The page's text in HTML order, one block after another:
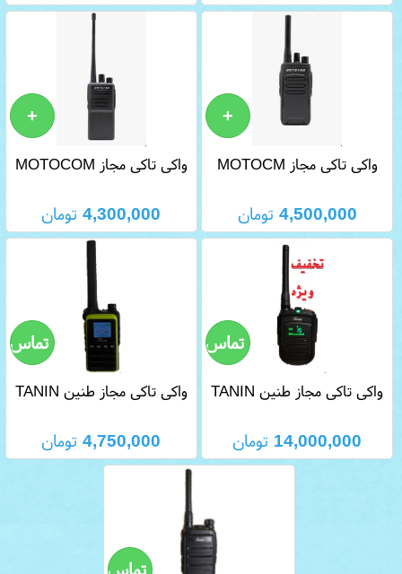
واکی تاکی مجاز MOTOCM
4,500,000 تومان
واکی تاکی مجاز MOTOCOM
4,300,000تومان
واکی تاکی مجاز طنین TANIN
14,000,000 تومان
واکی تاکی مجاز طنین TANIN
4,750,000تومان